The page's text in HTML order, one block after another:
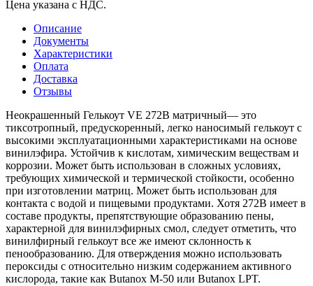
Цена указана с НДС.
Описание
Документы
Характеристики
Оплата
Доставка
Отзывы
Неокрашенный Гелькоут VE 272B матричный— это
тиксотропный, предускоренный, легко наносимый гелькоут с
высокими эксплуатационными характеристиками на основе
винилэфира. Устойчив к кислотам, химическим веществам и
коррозии. Может быть использован в сложных условиях,
требующих химической и термической стойкости, особенно
при изготовлении матриц. Может быть использован для
контакта с водой и пищевыми продуктами. Хотя 272B имеет в
составе продукты, препятствующие образованию пены,
характерной для винилэфирных смол, следует отметить, что
винилфирный гелькоут все же имеют склонность к
пенообразованию. Для отверждения можно использовать
пероксиды с относительно низким содержанием активного
кислорода, такие как Butanox M-50 или Butanox LPT.